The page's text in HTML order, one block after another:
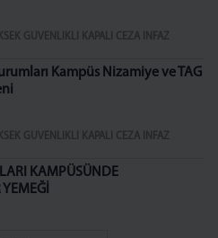
GÜVENLİKLİ KAPALI CEZA İNFAZ
Kampüs Nizamiye ve TAG
GÜVENLİKLİ KAPALI CEZA İNFAZ
KAMPÜSÜNDE